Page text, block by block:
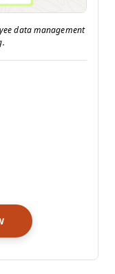
data management
Opens New Window